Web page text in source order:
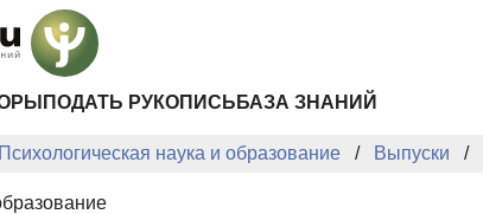
ПОДАТЬ РУКОПИСЬ БАЗА ЗНАНИЙ
Психологическая наука и образование Выпуски